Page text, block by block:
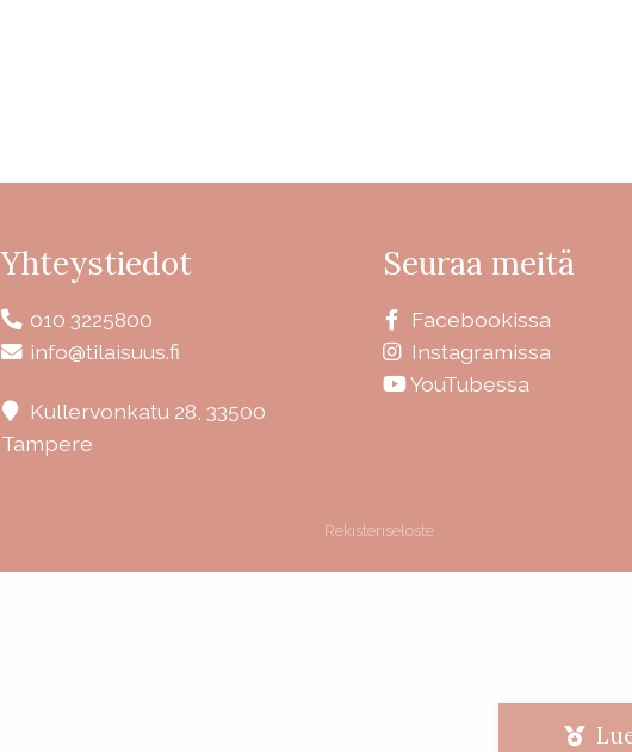
Yhteystiedot
010 3225800
info@tilaisuus.fi
Kullervonkatu 28, 33500
Tampere
Seuraa meitä
Facebookissa
Instagramissa
YouTubessa
Rekisteriseloste